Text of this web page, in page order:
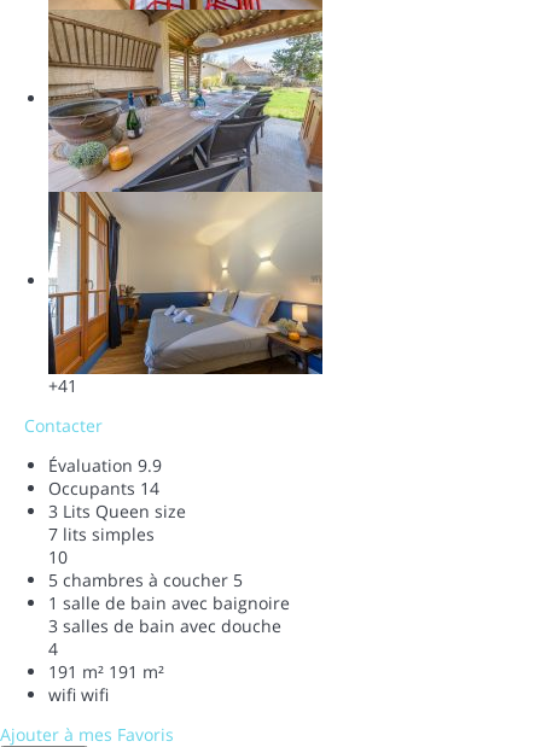
+41
Contacter
Évaluation 9.9
Occupants 14
3 Lits Queen size
7 lits simples
10
5 chambres à coucher 5
1 salle de bain avec baignoire
3 salles de bain avec douche
4
191 m² 191 m²
wifi wifi
Ajouter à mes Favoris